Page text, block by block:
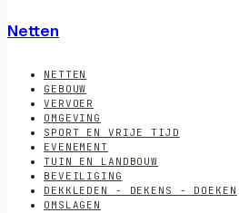
Netten
NETTEN
GEBOUW
VERVOER
OMGEVING
SPORT EN VRIJE TIJD
EVENEMENT
TUIN EN LANDBOUW
BEVEILIGING
DEKKLEDEN - DEKENS - DOEKEN
OMSLAGEN